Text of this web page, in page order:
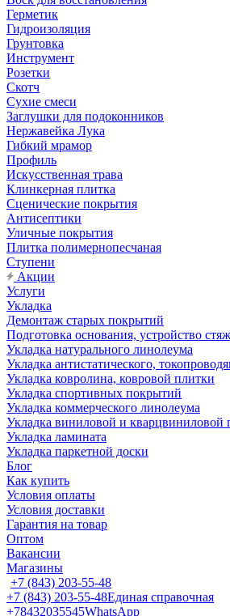
Герметик
Гидроизоляция
Грунтовка
Инструмент
Розетки
Скотч
Сухие смеси
Заглушки для подоконников
Нержавейка Лука
Гибкий мрамор
Профиль
Искусственная трава
Клинкерная плитка
Сценические покрытия
Антисептики
Уличные покрытия
Плитка полимернопесчаная
Ступени
Акции
Услуги
Укладка
Демонтаж старых покрытий
Подготовка основания, устройство
Укладка натурального линолеума
Укладка антистатического,
Укладка ковролина, ковровой плитки
Укладка спортивных покрытий
Укладка коммерческого линолеума
Укладка виниловой и кварцвиниловой
Укладка ламината
Укладка паркетной доски
Блог
Как купить
Условия оплаты
Условия доставки
Гарантия на товар
Оптом
Вакансии
Магазины
+7 (843) 203-55-48
+7 (843) 203-55-48Единая справочная
+78432035545WhatsApp